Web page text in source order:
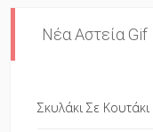
Νέα Αστεία Gif
Σκυλάκι Σε Κουτάκι